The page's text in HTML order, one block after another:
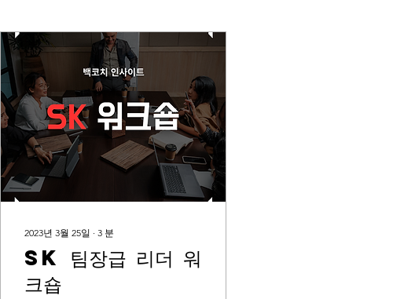
2023년 3월 25일 ∙ 3 분
SK 팀장급 리더 워
크숍